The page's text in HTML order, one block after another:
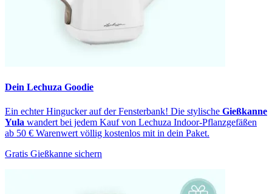
Dein Lechuza Goodie
Ein echter Hingucker auf der Fensterbank! Die stylische Gießkanne
Yula wandert bei jedem Kauf von Lechuza Indoor-Pflanzgefäßen
ab 50 € Warenwert völlig kostenlos mit in dein Paket.
Gratis Gießkanne sichern